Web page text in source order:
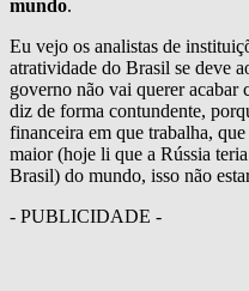
mundo.
Eu vejo os analistas de
atratividade do Brasil se deve
governo não vai querer acabar
diz de forma contundente,
financeira em que trabalha,
maior (hoje li que a Rússia
Brasil) do mundo, isso não
- PUBLICIDADE -